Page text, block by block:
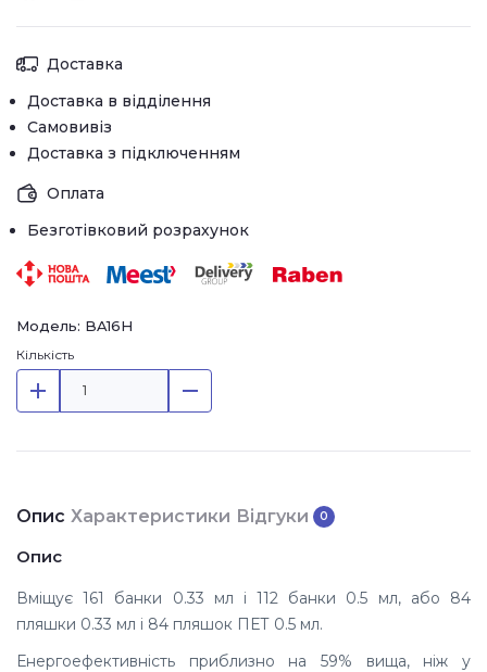
Доставка
Доставка в відділення
Самовивіз
Доставка з підключенням
Оплата
Безготівковий розрахунок
Модель: BA16H
Кількість
Опис Характеристики Відгуки 0
Опис
Вміщує 161 банки 0.33 мл і 112 банки 0.5 мл, або 84
пляшки 0.33 мл і 84 пляшок ПЕТ 0.5 мл.
Енергоефективність приблизно на 59% вища, ніж у